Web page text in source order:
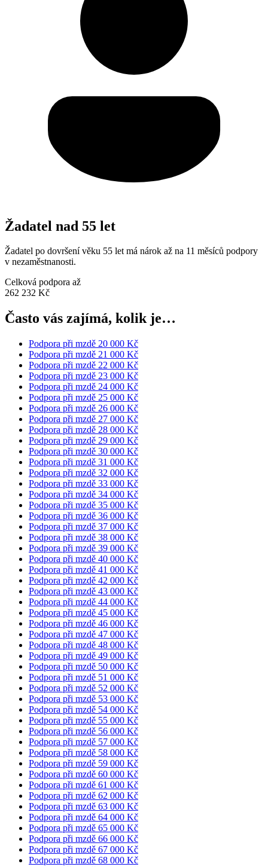
Žadatel nad 55 let
Žadatel po dovršení věku 55 let má nárok až na 11 měsíců podpory
v nezaměstnanosti.
Celková podpora až
262 232 Kč
Často vás zajímá, kolik je…
Podpora při mzdě 20 000 Kč
Podpora při mzdě 21 000 Kč
Podpora při mzdě 22 000 Kč
Podpora při mzdě 23 000 Kč
Podpora při mzdě 24 000 Kč
Podpora při mzdě 25 000 Kč
Podpora při mzdě 26 000 Kč
Podpora při mzdě 27 000 Kč
Podpora při mzdě 28 000 Kč
Podpora při mzdě 29 000 Kč
Podpora při mzdě 30 000 Kč
Podpora při mzdě 31 000 Kč
Podpora při mzdě 32 000 Kč
Podpora při mzdě 33 000 Kč
Podpora při mzdě 34 000 Kč
Podpora při mzdě 35 000 Kč
Podpora při mzdě 36 000 Kč
Podpora při mzdě 37 000 Kč
Podpora při mzdě 38 000 Kč
Podpora při mzdě 39 000 Kč
Podpora při mzdě 40 000 Kč
Podpora při mzdě 41 000 Kč
Podpora při mzdě 42 000 Kč
Podpora při mzdě 43 000 Kč
Podpora při mzdě 44 000 Kč
Podpora při mzdě 45 000 Kč
Podpora při mzdě 46 000 Kč
Podpora při mzdě 47 000 Kč
Podpora při mzdě 48 000 Kč
Podpora při mzdě 49 000 Kč
Podpora při mzdě 50 000 Kč
Podpora při mzdě 51 000 Kč
Podpora při mzdě 52 000 Kč
Podpora při mzdě 53 000 Kč
Podpora při mzdě 54 000 Kč
Podpora při mzdě 55 000 Kč
Podpora při mzdě 56 000 Kč
Podpora při mzdě 57 000 Kč
Podpora při mzdě 58 000 Kč
Podpora při mzdě 59 000 Kč
Podpora při mzdě 60 000 Kč
Podpora při mzdě 61 000 Kč
Podpora při mzdě 62 000 Kč
Podpora při mzdě 63 000 Kč
Podpora při mzdě 64 000 Kč
Podpora při mzdě 65 000 Kč
Podpora při mzdě 66 000 Kč
Podpora při mzdě 67 000 Kč
Podpora při mzdě 68 000 Kč